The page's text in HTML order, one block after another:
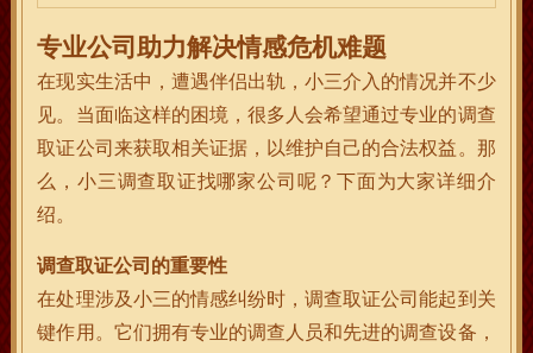
专业公司助力解决情感危机难题
在现实生活中，遭遇伴侣出轨，小三介入的情况并不少
见。当面临这样的困境，很多人会希望通过专业的调查
取证公司来获取相关证据，以维护自己的合法权益。那
么，小三调查取证找哪家公司呢？下面为大家详细介
绍。
调查取证公司的重要性
在处理涉及小三的情感纠纷时，调查取证公司能起到关
键作用。它们拥有专业的调查人员和先进的调查设备，